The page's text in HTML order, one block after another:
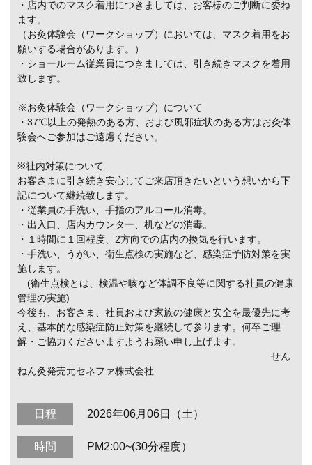
・店内でのマスク着用につきましては、お客様のご判断に委ね
ます。
（お灸体験会（ワークショップ）においては、マスク着用をお
願いする場合があります。）
・ショールーム従業員につきましては、引き続きマスクを着用
致します。
※お灸体験会（ワークショップ）について
・37℃以上の発熱のある方、および風邪症状のある方はお灸体
験会へご参加はご遠慮ください。
※社内対策について
お客さまに引き続き安心してご来店頂きたいという想いから下
記について継続致します。
・従業員の手洗い、手指のアルコール消毒。
・出入口、店内カウンター、机などの消毒。
・１時間に１回程度、2方向での店内の換気を行います。
・手洗い、うがい、衛生点検の実施など、感染症予防対策を実
施します。
(衛生点検とは、検温や咳など体調不良等に関する社員の健康
管理の実施)
今後も、お客さま、社員および家族の健康と安全を最優先に考
え、基本的な感染症防止対策を継続して参ります。何卒ご理
解・ご協力くださいますようお願い申し上げます。
せん
ねん灸発売元セネファ株式会社
日程 2026年06月06日（土）
時間 PM2:00~(30分程度）